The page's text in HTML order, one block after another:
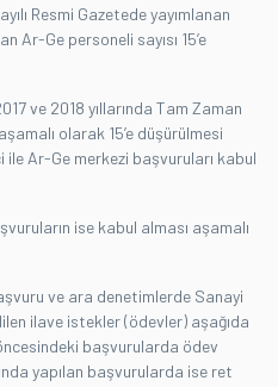
Resmi Gazetede yayımlanan
Ar-Ge personeli sayısı 15’e
ve 2018 yıllarında Tam Zaman
olarak 15’e düşürülmesi
Ar-Ge merkezi başvuruları kabul
ise kabul alması aşamalı
ve ara denetimlerde Sanayi
ilave istekler (ödevler) aşağıda
başvurularda ödev
yapılan başvurularda ise ret